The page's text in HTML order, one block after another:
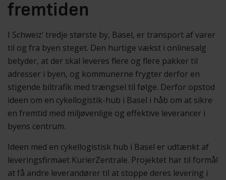
fremtiden
I Schweiz’ tredje største by, Basel, er transport af varer
til og fra byen steget. Den hurtige vækst i onlinesalg
betyder, at der skal leveres flere og flere pakker til
adresser i byen, og kommunerne frygter derfor en
stigende biltrafik med trængsel til følge. Derfor opstod
ideen om en cykellogistik-hub i Basel i håb om at sikre
en fremtid med miljøvenlige og effektive leverancer i
byens centrum.
Ideen med en cykellogistisk hub i Basel er udtænkt af
leveringsfirmaet KurierZentrale. Projektet har til formål
at få andre leverandører til at stoppe deres levering i